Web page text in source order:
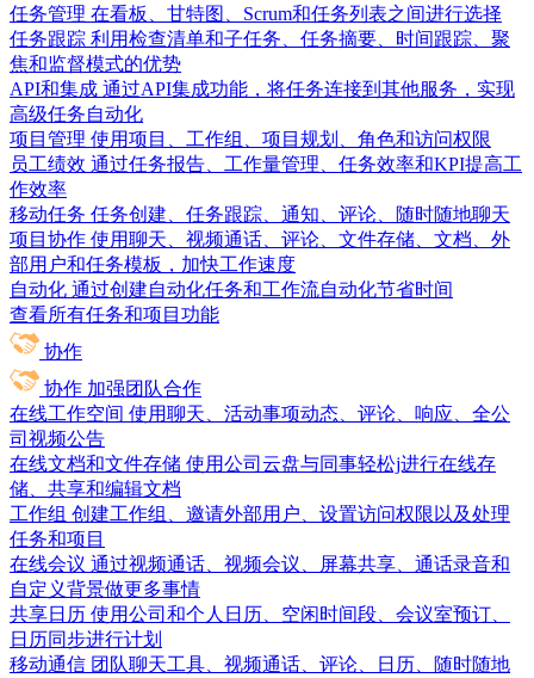
任务管理 在看板、甘特图、Scrum和任务列表之间进行选择
任务跟踪 利用检查清单和子任务、任务摘要、时间跟踪、聚
焦和监督模式的优势
API和集成 通过API集成功能，将任务连接到其他服务，实现
高级任务自动化
项目管理 使用项目、工作组、项目规划、角色和访问权限
员工绩效 通过任务报告、工作量管理、任务效率和KPI提高工
作效率
移动任务 任务创建、任务跟踪、通知、评论、随时随地聊天
项目协作 使用聊天、视频通话、评论、文件存储、文档、外
部用户和任务模板，加快工作速度
自动化 通过创建自动化任务和工作流自动化节省时间
查看所有任务和项目功能
协作
协作 加强团队合作
在线工作空间 使用聊天、活动事项动态、评论、响应、全公
司视频公告
在线文档和文件存储 使用公司云盘与同事轻松j进行在线存
储、共享和编辑文档
工作组 创建工作组、邀请外部用户、设置访问权限以及处理
任务和项目
在线会议 通过视频通话、视频会议、屏幕共享、通话录音和
自定义背景做更多事情
共享日历 使用公司和个人日历、空闲时间段、会议室预订、
日历同步进行计划
移动通信 团队聊天工具、视频通话、评论、日历、随时随地